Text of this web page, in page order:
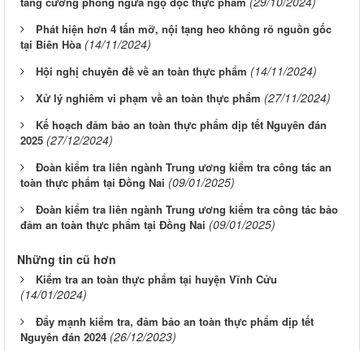
Phát hiện hơn 4 tấn mỡ, nội tạng heo không rõ nguồn gốc
tại Biên Hòa (14/11/2024)
Hội nghị chuyên đề về an toàn thực phẩm (14/11/2024)
Xử lý nghiêm vi phạm về an toàn thực phẩm (27/11/2024)
Kế hoạch đảm bảo an toàn thực phẩm dịp tết Nguyên đán
2025 (27/12/2024)
Đoàn kiểm tra liên ngành Trung ương kiểm tra công tác an
toàn thực phẩm tại Đồng Nai (09/01/2025)
Đoàn kiểm tra liên ngành Trung ương kiểm tra công tác bảo
đảm an toàn thực phẩm tại Đồng Nai (09/01/2025)
Những tin cũ hơn
Kiểm tra an toàn thực phẩm tại huyện Vĩnh Cửu
(14/01/2024)
Đẩy mạnh kiểm tra, đảm bảo an toàn thực phẩm dịp tết
Nguyên đán 2024 (26/12/2023)